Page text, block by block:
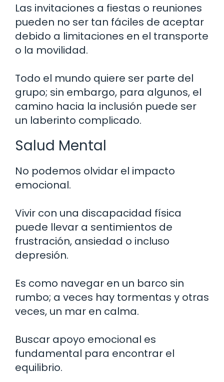
Las invitaciones a fiestas o reuniones
pueden no ser tan fáciles de aceptar
debido a limitaciones en el transporte
o la movilidad.
Todo el mundo quiere ser parte del
grupo; sin embargo, para algunos, el
camino hacia la inclusión puede ser
un laberinto complicado.
Salud Mental
No podemos olvidar el impacto
emocional.
Vivir con una discapacidad física
puede llevar a sentimientos de
frustración, ansiedad o incluso
depresión.
Es como navegar en un barco sin
rumbo; a veces hay tormentas y otras
veces, un mar en calma.
Buscar apoyo emocional es
fundamental para encontrar el
equilibrio.